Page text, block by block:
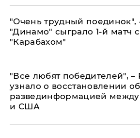
"Очень трудный поединок",
"Динамо" сыграло 1-й матч с
"Карабахом"
​"Все любят победителей", –
узнало о восстановлении
развединформацией
и США